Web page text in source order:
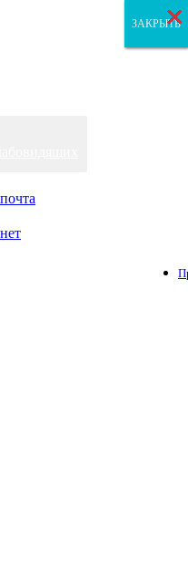
ЗАКРЫТЬ
ЗАКРЫТЬ
ЗАКРЫТЬ
×
×
×